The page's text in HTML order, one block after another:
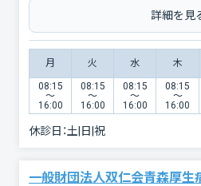
詳細を見
月 火 水 木
08:15
〜
16:00
08:15
〜
16:00
08:15
〜
16:00
08:15
〜
16:00
休診日：土|日|祝
一般財団法人双仁会青森厚生